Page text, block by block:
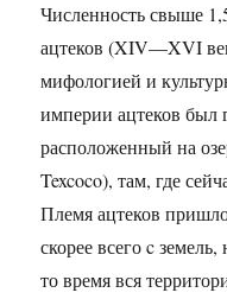
Численность свыше
ацтеков (XIV—XVI
мифологией и
империи ацтеков был
расположенный на
Texcoco), там, где
Племя ацтеков
скорее всего c
то время вся